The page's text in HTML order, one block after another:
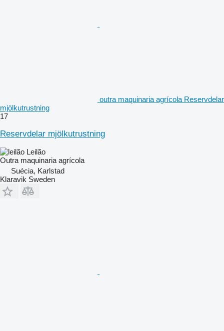
outra maquinaria agrícola Reservdelar
mjölkutrustning
17
Reservdelar mjölkutrustning
Leilão
Outra maquinaria agrícola
Suécia, Karlstad
Klaravik Sweden